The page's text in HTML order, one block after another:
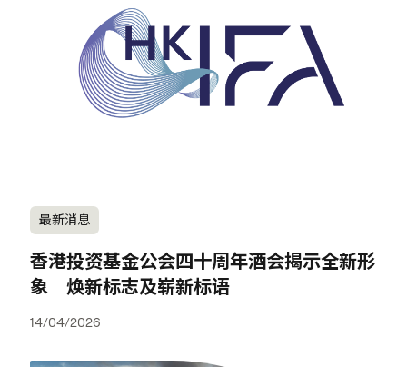
最新消息
香港投资基金公会四十周年酒会揭示全新形
象 焕新标志及崭新标语
14/04/2026